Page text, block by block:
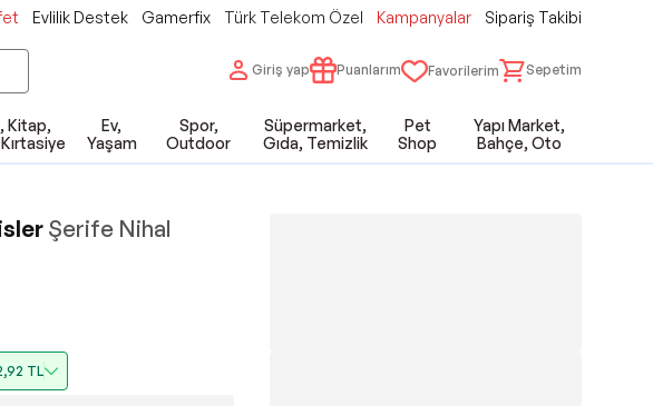
Evlilik Destek Gamerfix Türk Telekom Özel Kampanyalar Sipariş Takibi
Giriş yap Puanlarım Favorilerim Sepetim
Kitap,
Ev,
Yaşam
Spor,
Outdoor
Süpermarket,
Gıda, Temizlik
Pet
Shop
Yapı Market,
Bahçe, Oto
Şerife Nihal
TL